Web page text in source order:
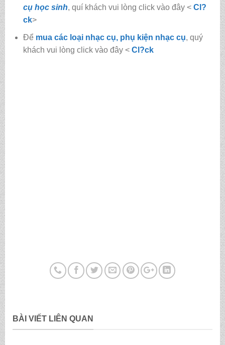
cụ học sinh, quí khách vui lòng click vào đây < Cl?
ck>
Để mua các loại nhạc cụ, phụ kiện nhạc cụ, quý
khách vui lòng click vào đây < Cl?ck
BÀI VIẾT LIÊN QUAN